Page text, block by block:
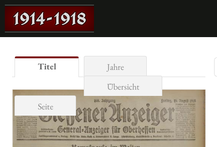
Titel
Jahre
Übersicht
Seite